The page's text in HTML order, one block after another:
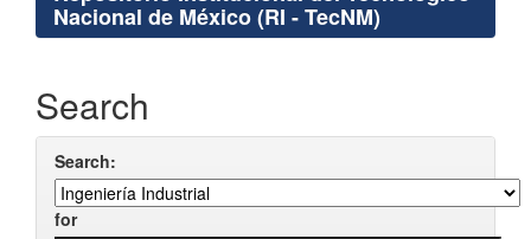
Nacional de México (RI - TecNM)
Search
Search:
for